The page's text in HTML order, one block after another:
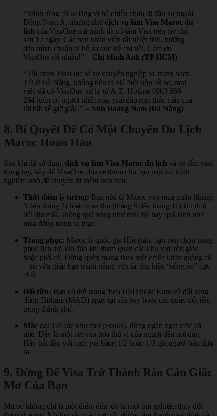
“Mình từng rất lo lắng vì hộ chiếu chưa đi đâu xa ngoài
Đông Nam Á, nhưng nhờ dịch vụ làm Visa Maroc du
lịch của VisaOne mà mình đã có tấm Visa trên tay chỉ
sau 12 ngày. Các bạn nhân viên rất nhiệt tình, hướng
dẫn mình chuẩn bị hồ sơ cực kỳ chi tiết. Cảm ơn
VisaOne rất nhiều!” – Chị Minh Anh (TP.HCM)
“Tôi chọn VisaOne vì sự chuyên nghiệp và minh bạch.
Tôi ở Đà Nẵng, không tiện ra Hà Nội nộp hồ sơ, mọi
việc đã có VisaOne xử lý từ A-Z. Hotline 0903 666
264 luôn có người nhấc máy giải đáp mọi thắc mắc của
tôi bất kể giờ giấc.” – Anh Hoàng Nam (Đà Nẵng)
8. Bí Quyết Để Có Một Chuyến Du Lịch
Maroc Hoàn Hảo
Sau khi đã sử dụng dịch vụ làm Visa Maroc du lịch và có tấm visa
trong tay, hãy để VisaOne chia sẻ thêm cho bạn một vài kinh
nghiệm nhỏ để chuyến đi thêm trọn vẹn:
Thời điểm lý tưởng: Bạn nên đi Maroc vào mùa xuân (tháng
3 đến tháng 5) hoặc mùa thu (tháng 9 đến tháng 11) khi thời
tiết dịu mát, không quá nóng như mùa hè hay quá lạnh như
mùa đông trong sa mạc.
Trang phục: Maroc là quốc gia Hồi giáo, bạn nên chọn trang
phục lịch sự, kín đáo khi tham quan các khu vực tôn giáo
hoặc phố cổ. Đừng quên mang theo một chiếc khăn quàng cổ
– nó vừa giúp bạn tránh nắng, vừa là phụ kiện “sống ảo” cực
chất.
Đổi tiền: Bạn có thể mang theo USD hoặc Euro và đổi sang
đồng Dirham (MAD) ngay tại sân bay hoặc các quầy đổi tiền
trong thành phố.
Mặc cả: Tại các khu chợ (Souks), đừng ngần ngại mặc cả
nhé. Đây là một nét văn hóa thú vị của người dân nơi đây.
Hãy bắt đầu với mức giá bằng 1/2 hoặc 1/3 giá người bán đưa
ra.
9. Đừng Để Visa Trở Thành Rào Cản Giấc
Mơ Của Bạn
Maroc không chỉ là một điểm đến, đó là một trải nghiệm thay đổi